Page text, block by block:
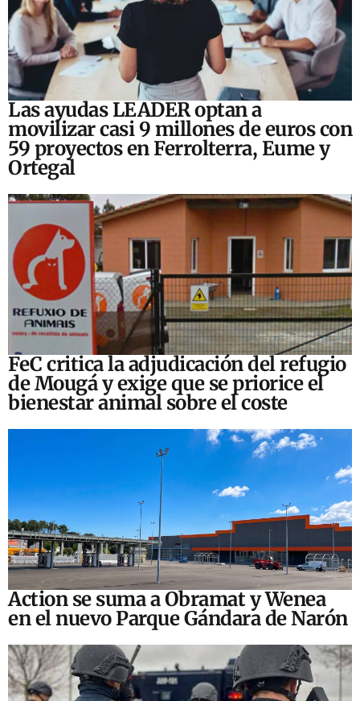
Las ayudas LEADER optan a
movilizar casi 9 millones de euros con
59 proyectos en Ferrolterra, Eume y
Ortegal
FeC critica la adjudicación del refugio
de Mougá y exige que se priorice el
bienestar animal sobre el coste
Action se suma a Obramat y Wenea
en el nuevo Parque Gándara de Narón